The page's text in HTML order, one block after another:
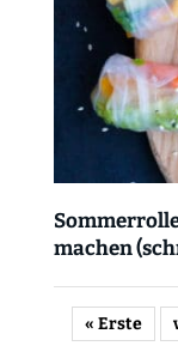
machen
« Erste